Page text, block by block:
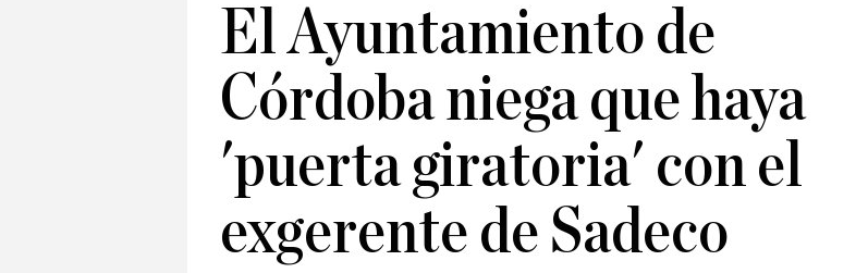
El Ayuntamiento de
Córdoba niega que haya
'puerta giratoria' con el
exgerente de Sadeco